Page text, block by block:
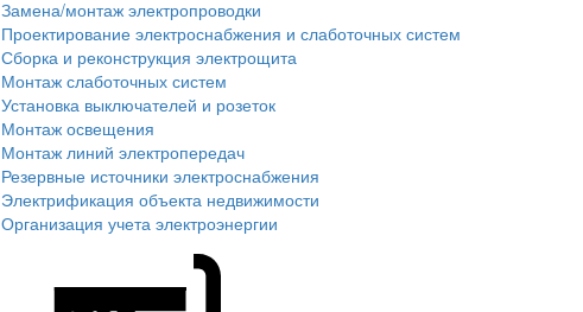
Замена/монтаж электропроводки
Проектирование электроснабжения и слаботочных систем
Сборка и реконструкция электрощита
Монтаж слаботочных систем
Установка выключателей и розеток
Монтаж освещения
Монтаж линий электропередач
Резервные источники электроснабжения
Электрификация объекта недвижимости
Организация учета электроэнергии